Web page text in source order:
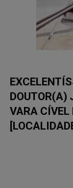
DOUTOR(A)
VARA CÍVEL